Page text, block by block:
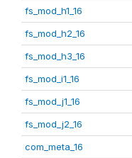
fs_mod_h1_16
fs_mod_h2_16
fs_mod_h3_16
fs_mod_i1_16
fs_mod_j1_16
fs_mod_j2_16
com_meta_16